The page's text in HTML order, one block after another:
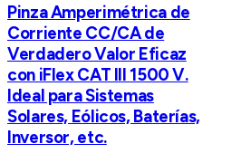
Pinza Amperimétrica de
Corriente CC/CA de
Verdadero Valor Eficaz
con iFlex CAT III 1500 V.
Ideal para Sistemas
Solares, Eólicos, Baterías,
Inversor, etc.